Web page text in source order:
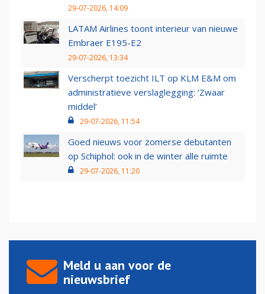
29-07-2026, 14:09
LATAM Airlines toont interieur van nieuwe
Embraer E195-E2
29-07-2026, 13:34
Verscherpt toezicht ILT op KLM E&M om
administratieve verslaglegging: ‘Zwaar
middel’
29-07-2026, 11:54
Goed nieuws voor zomerse debutanten
op Schiphol: ook in de winter alle ruimte
29-07-2026, 11:20
Meld u aan voor de
nieuwsbrief